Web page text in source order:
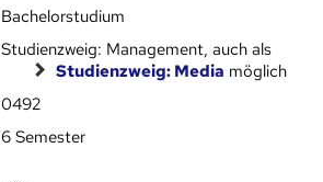
Bachelorstudium
Studienzweig: Management, auch als
Studienzweig: Media möglich
0492
6 Semester